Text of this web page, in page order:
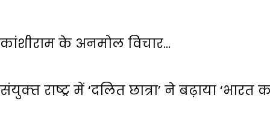
कांशीराम के अनमोल विचार…
संयुक्‍त राष्‍ट्र में ‘दलित छात्रा’ ने बढ़ाया ‘भारत